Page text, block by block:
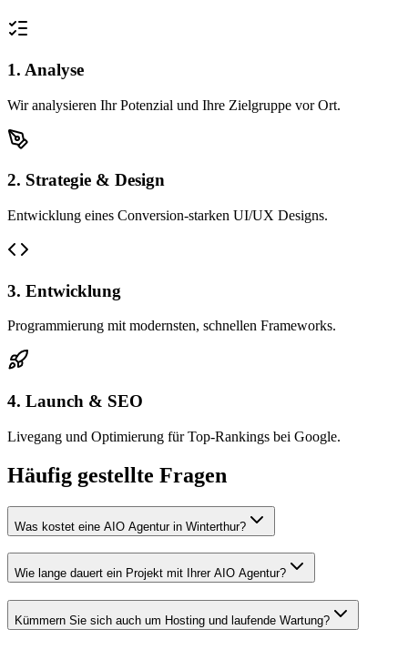
1. Analyse
Wir analysieren Ihr Potenzial und Ihre Zielgruppe vor Ort.
2. Strategie & Design
Entwicklung eines Conversion-starken UI/UX Designs.
3. Entwicklung
Programmierung mit modernsten, schnellen Frameworks.
4. Launch & SEO
Livegang und Optimierung für Top-Rankings bei Google.
Häufig gestellte Fragen
Was kostet eine AIO Agentur in Winterthur?
Wie lange dauert ein Projekt mit Ihrer AIO Agentur?
Kümmern Sie sich auch um Hosting und laufende Wartung?